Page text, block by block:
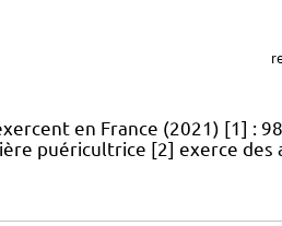
en France (2021) [1] :
puéricultrice [2] exerce des